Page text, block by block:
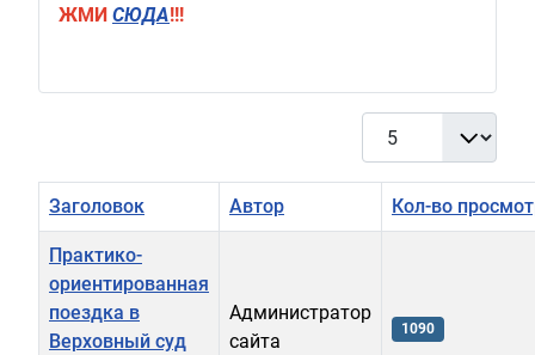
ЖМИ СЮДА!!!
Кол-во строк:
Заголовок Автор Кол-во
Практико-
ориентированная
поездка в
Верховный суд
Администратор
сайта
1090